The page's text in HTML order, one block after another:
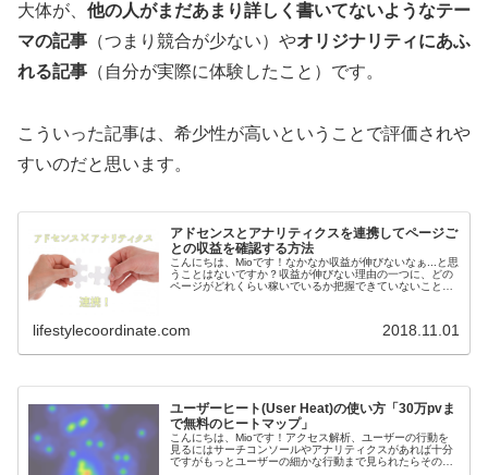
大体が、 他の人がまだあまり詳しく書いてないようなテー
マの記事 （つまり競合が少ない）やオリジナリティにあふ
れる記事 （自分が実際に体験したこと）です。
こういった記事は、希少性が高いということで評価されや
すいのだと思います。
アドセンスとアナリティクスを連携してページご
との収益を確認する方法
こんにちは、Mioです！なかなか収益が伸びないなぁ...と思
うことはないですか？収益が伸びない理由の一つに、どの
ページがどれくらい稼いでいるか把握できていないことが
lifestylecoordinate.com 2018.11.01
ユーザーヒート(User Heat)の使い方「30万pvま
で無料のヒートマップ」
こんにちは、Mioです！アクセス解析、ユーザーの行動を
見るにはサーチコンソールやアナリティクスがあれば十分
ですがもっとユーザーの細かな行動まで見られたらその分